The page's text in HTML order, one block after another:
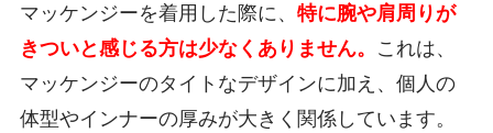
マッケンジーを着用した際に、 特に腕や肩周りが
きついと感じる方は少なくありません。
これは、
マッケンジーのタイトなデザインに加え、個人の
体型やインナーの厚みが大きく関係しています。